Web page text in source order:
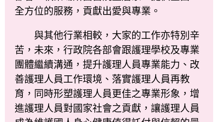
全方位的服務，貢獻出愛與專業。
與其他行業相較，大家的工作亦特別辛
苦，未來，行政院各部會跟護理學校及專業
團體繼續溝通，提升護理人員專業能力、改
善護理人員工作環境、落實護理人員再教
育，同時形塑護理人員更佳之專業形象，增
進護理人員對國家社會之貢獻，讓護理人員